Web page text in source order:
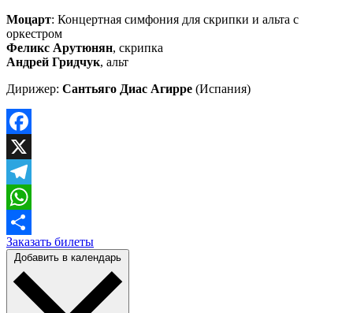
Моцарт: Концертная симфония для скрипки и альта с
оркестром
Феликс Арутюнян, скрипка
Андрей Гридчук, альт
Дирижер: Сантьяго Диас Агирре (Испания)
Facebook
X
Telegram
WhatsApp
Отправить
Заказать билеты